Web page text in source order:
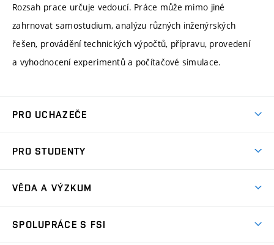
Rozsah prace určuje vedoucí. Práce může mimo jiné
zahrnovat samostudium, analýzu různých inženýrských
řešen, provádění technických výpočtů, přípravu, provedení
a vyhodnocení experimentů a počítačové simulace.
PRO UCHAZEČE
Ambasadoři studia
Zápisy
PRO STUDENTY
Studijní předpisy
VĚDA A VÝZKUM
SPOLUPRÁCE S FSI